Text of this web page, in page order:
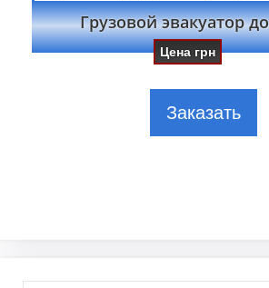
Грузовой эвакуатор
Цена грн
Заказать